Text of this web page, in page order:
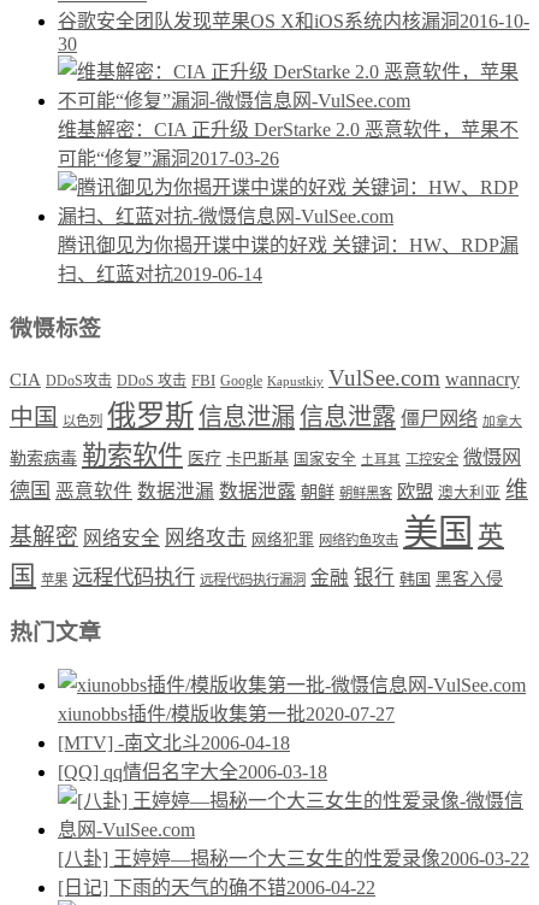
谷歌安全团队发现苹果OS X和iOS系统内核漏洞 2016-10-
30
维基解密：CIA 正升级 DerStarke 2.0 恶意软件，苹果不
可能“修复”漏洞 2017-03-26
腾讯御见为你揭开谍中谍的好戏 关键词：HW、RDP漏
扫、红蓝对抗2019-06-14
微慑标签
CIA DDoS攻击 DDoS 攻击 FBI Google Kapustkiy VulSee.com wannacry
中国 以色列 俄罗斯信息泄漏信息泄露 僵尸网络 加拿大
勒索病毒 勒索软件 医疗 卡巴斯基 国家安全 土耳其 工控安全 微慑网
德国 恶意软件 数据泄漏 数据泄露 朝鲜 朝鲜黑客 欧盟 澳大利亚 维
基解密 网络安全 网络攻击 网络犯罪 网络钓鱼攻击 美国 英
国
苹果 远程代码执行 远程代码执行漏洞 金融 银行 韩国 黑客入侵
热门文章
xiunobbs插件/模版收集第一批2020-07-27
[MTV] -南文北斗2006-04-18
[QQ] qq情侣名字大全2006-03-18
[八卦] 王婷婷—揭秘一个大三女生的性爱录像2006-03-22
[日记] 下雨的天气的确不错2006-04-22